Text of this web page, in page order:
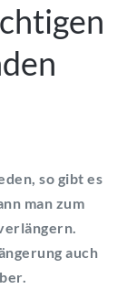
so gibt es
man zum
auch